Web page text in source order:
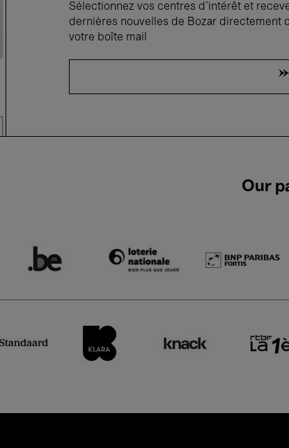
Sélectionnez vos centres d'intérêt et
dernières nouvelles de Bozar directement
votre boîte mail
Our